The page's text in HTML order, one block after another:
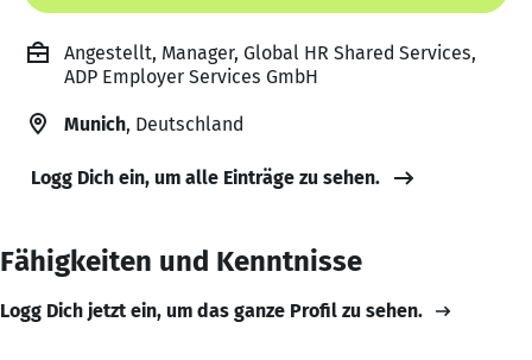
Angestellt, Manager, Global HR Shared Services,
ADP Employer Services GmbH
Munich, Deutschland
Logg Dich ein, um alle Einträge zu sehen.
Fähigkeiten und Kenntnisse
Logg Dich jetzt ein, um das ganze Profil zu sehen.